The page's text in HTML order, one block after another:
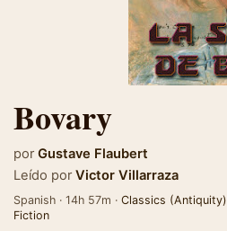
Bovary
por Gustave Flaubert
Leído por Victor Villarraza
Spanish · 14h 57m · Classics (Antiquity)
Fiction